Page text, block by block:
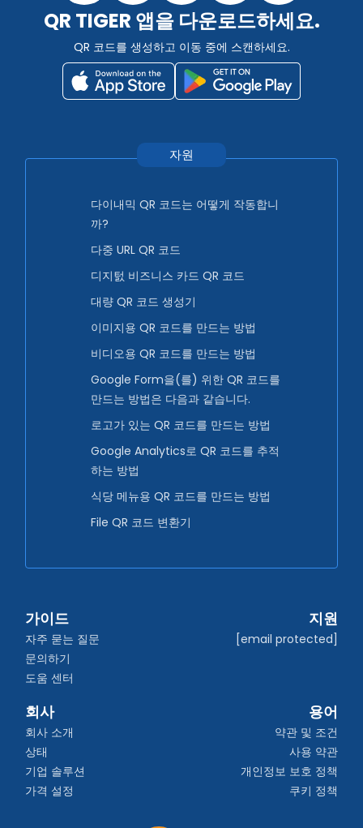
QR TIGER 앱을 다운로드하세요.
QR 코드를 생성하고 이동 중에 스캔하세요.
자원
다이내믹 QR 코드는 어떻게 작동합니
까?
다중 URL QR 코드
디지턼 비즈니스 카드 QR 코드
대량 QR 코드 생성기
이미지용 QR 코드를 만드는 방법
비디오용 QR 코드를 만드는 방법
Google Form을(를) 위한 QR 코드를
만드는 방법은 다음과 같습니다.
로고가 있는 QR 코드를 만드는 방법
Google Analytics로 QR 코드를 추적
하는 방법
식당 메뉴용 QR 코드를 만드는 방법
File QR 코드 변환기
가이드
자주 묻는 질문
문의하기
도움 센터
지원
[email protected]
회사
회사 소개
상태
기업 솔루션
가격 설정
용어
약관 및 조건
사용 약관
개인정보 보호 정책
쿠키 정책